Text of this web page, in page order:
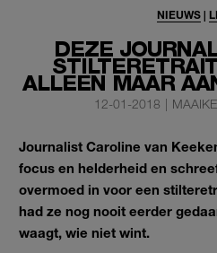
DEZE
ALLEEN MAAR
NIEUWS |
12-01-2018 |
Journalist Caroline van
focus en helderheid en
overmoed in voor een
had ze nog nooit eerder
waagt, wie niet wint.